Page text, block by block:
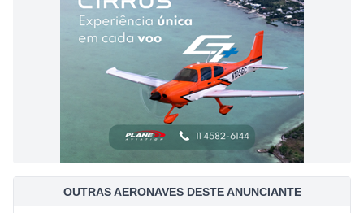
OUTRAS AERONAVES DESTE ANUNCIANTE